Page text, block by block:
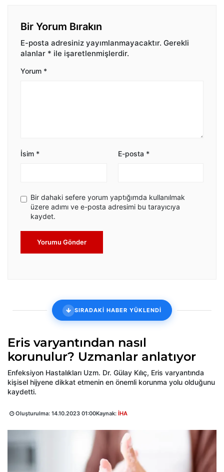
Bir Yorum Bırakın
E-posta adresiniz yayımlanmayacaktır. Gerekli
alanlar * ile işaretlenmişlerdir.
Yorum *
İsim * E-posta *
Bir dahaki sefere yorum yaptığımda kullanılmak
üzere adımı ve e-posta adresimi bu tarayıcıya
kaydet.
Yorumu Gönder
SIRADAKİ HABER YÜKLENDİ
Eris varyantından nasıl
korunulur? Uzmanlar anlatıyor
Enfeksiyon Hastalıkları Uzm. Dr. Gülay Kılıç, Eris varyantında
kişisel hijyene dikkat etmenin en önemli korunma yolu olduğunu
kaydetti.
Oluşturulma: 14.10.2023 01:00Kaynak: İHA